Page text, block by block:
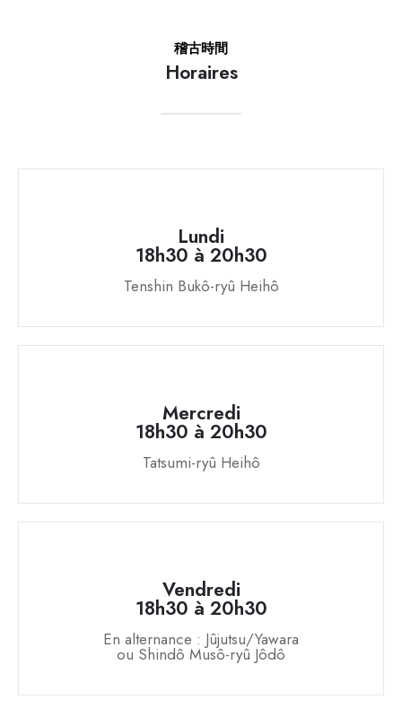
稽古時間
Horaires
Lundi
18h30 à 20h30
Tenshin Bukô-ryû Heihô
Mercredi
18h30 à 20h30
Tatsumi-ryû Heihô
Vendredi
18h30 à 20h30
En alternance : Jûjutsu/Yawara
ou Shindô Musô-ryû Jôdô